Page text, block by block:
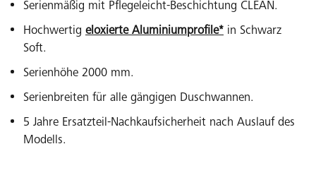
Serienmäßig mit Pflegeleicht-Beschichtung CLEAN.
Hochwertig eloxierte Aluminiumprofile* in Schwarz
Soft.
Serienhöhe 2000 mm.
Serienbreiten für alle gängigen Duschwannen.
5 Jahre Ersatzteil-Nachkaufsicherheit nach Auslauf des
Modells.